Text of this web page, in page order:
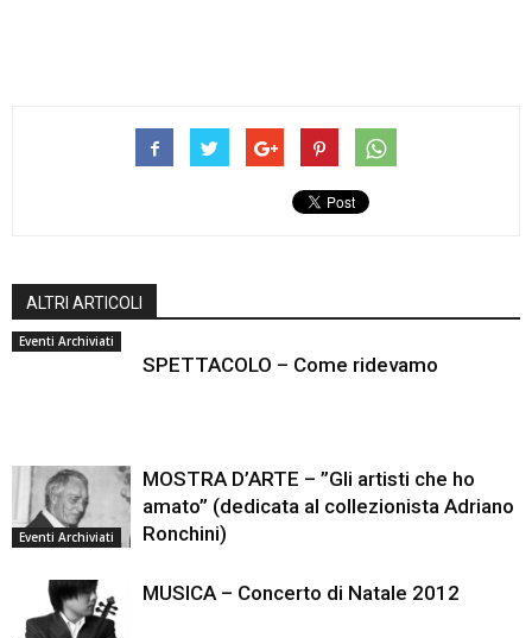
ALTRI ARTICOLI
Eventi Archiviati
SPETTACOLO – Come ridevamo
Eventi Archiviati
MOSTRA D’ARTE – ”Gli artisti che ho
amato” (dedicata al collezionista Adriano
Ronchini)
MUSICA – Concerto di Natale 2012